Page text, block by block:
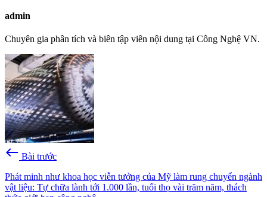
admin
Chuyên gia phân tích và biên tập viên nội dung tại Công Nghệ VN.
west Bài trước
Phát minh như khoa học viễn tưởng của Mỹ làm rung chuyển ngành
vật liệu: Tự chữa lành tới 1.000 lần, tuổi thọ vài trăm năm, thách